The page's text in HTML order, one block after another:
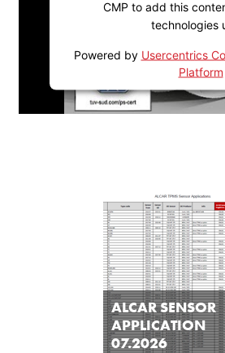
CMP to add this
technologies
Powered by Usercentrics
Platform
ALCAR SENSOR
APPLICATION
07.2026